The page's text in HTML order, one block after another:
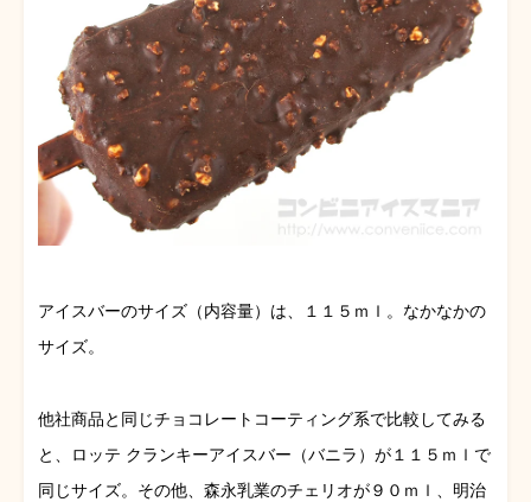
アイスバーのサイズ（内容量）は、１１５ｍｌ。なかなかの
サイズ。
他社商品と同じチョコレートコーティング系で比較してみる
と、ロッテ クランキーアイスバー（バニラ）が１１５ｍｌで
同じサイズ。その他、森永乳業のチェリオが９０ｍｌ、明治